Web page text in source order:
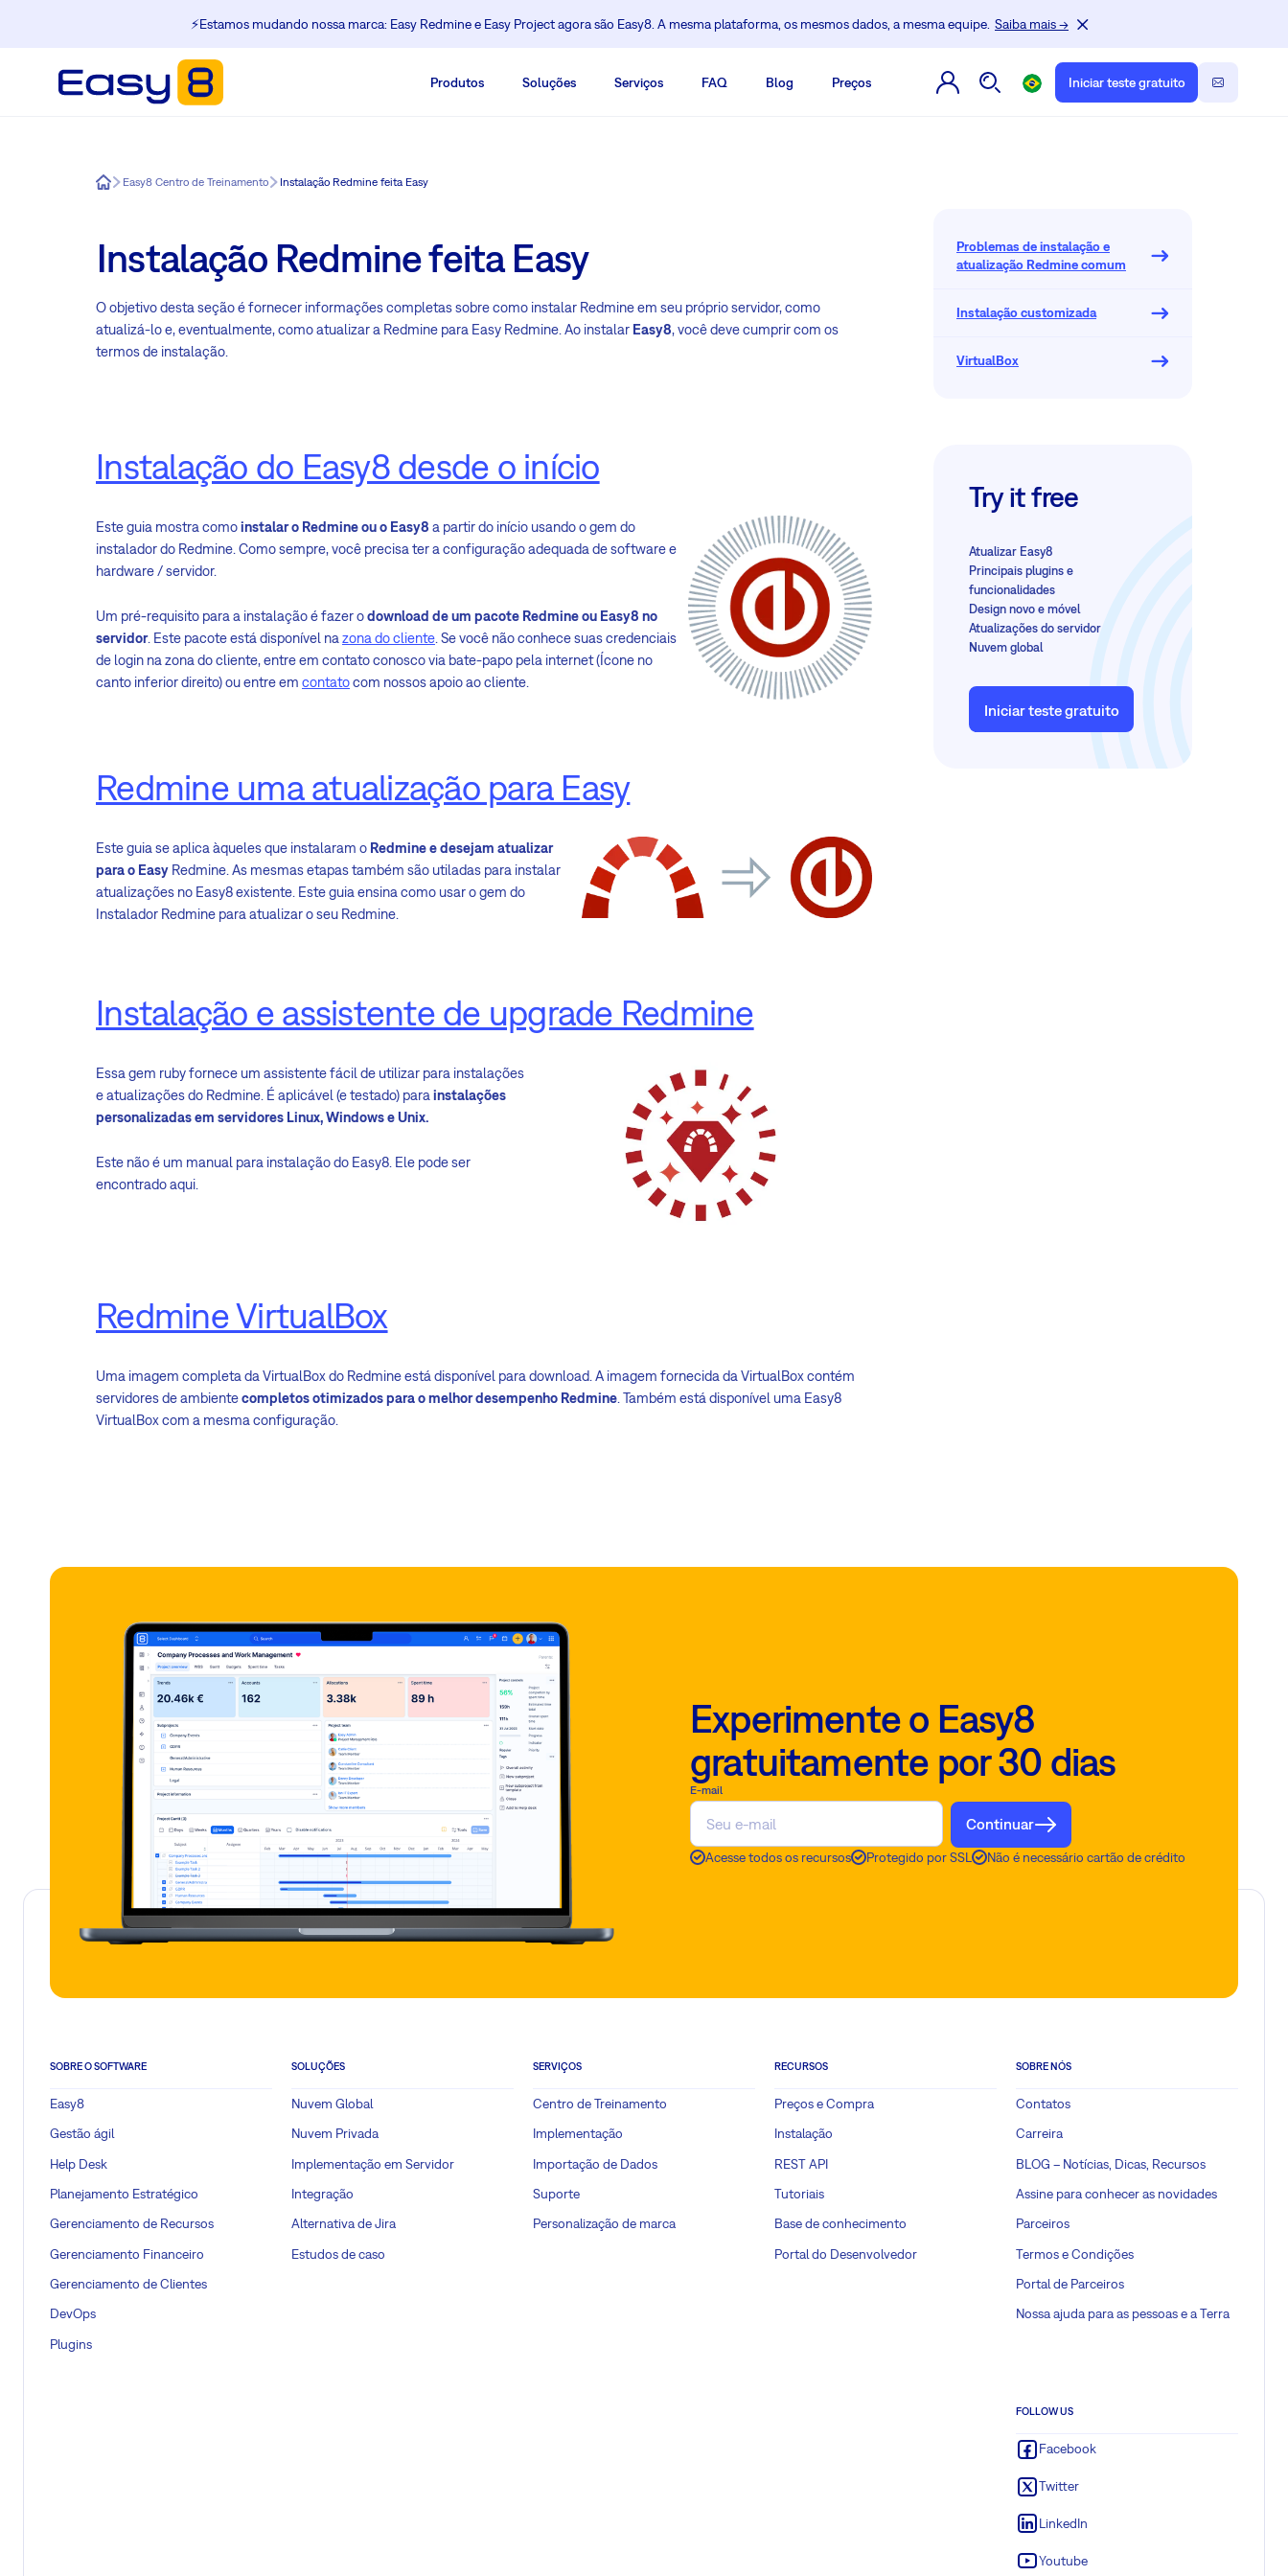
⚡️Estamos mudando nossa marca: Easy Redmine e Easy Project agora são Easy8. A mesma plataforma, os mesmos dados, a mesma equipe. Saiba mais →
Produtos Soluções Serviços FAQ Blog Preços Iniciar teste gratuito
Easy8Easy8 Centro de Treinamento Instalação Redmine feita Easy
Instalação Redmine feita Easy
O objetivo desta seção é fornecer informações completas sobre como instalar Redmine em seu próprio servidor, como
atualizá-lo e, eventualmente, como atualizar a Redmine para Easy Redmine. Ao instalar Easy8, você deve cumprir com os
termos de instalação.
Instalação do Easy8 desde o início
Este guia mostra comoinstalar o Redmine ou o Easy8 a partir do início usando o gem do
instalador do Redmine. Como sempre, você precisa ter a configuração adequada de software e
hardware / servidor.
Um pré-requisito para a instalação é fazer odownload de um pacote Redmine ou Easy8 no
servidor. Este pacote está disponível nazona do cliente. Se você não conhece suas credenciais
de login na zona do cliente, entre em contato conosco via bate-papo pela internet (Ícone no
canto inferior direito) ou entre em contatocom nossos apoio ao cliente.
Redmine uma atualização para Easy
Este guia se aplica àqueles que instalaram o Redmine e desejam atualizar
para o Easy Redmine. As mesmas etapas também são utiladas para instalar
atualizações no Easy8 existente. Este guia ensina como usar o gem do
Instalador Redmine para atualizar o seu Redmine.
Instalação e assistente de upgrade Redmine
Essa gem ruby fornece um assistente fácil de utilizar para instalações
e atualizações do Redmine. É aplicável (e testado) para instalações
personalizadas em servidores Linux, Windows e Unix.
Este não é um manual para instalação do Easy8. Ele pode ser
encontrado aqui.
Redmine VirtualBox
Uma imagem completa da VirtualBox do Redmine está disponível para download. A imagem fornecida da VirtualBox contém
servidores de ambientecompletos otimizados para o melhor desempenho Redmine. Também está disponível uma Easy8
VirtualBox com a mesma configuração.
Problemas de instalação e
atualização Redmine comum
Instalação customizada
VirtualBox
Try it free
Atualizar Easy8
Principais plugins e
funcionalidades
Design novo e móvel
Atualizações do servidor
Nuvem global
Iniciar teste gratuito
Experimente o Easy8
gratuitamente por 30 dias
E-mail
Continuar
Acesse todos os recursos Protegido por SSL Não é necessário cartão de crédito
SOBRE O SOFTWARE
Easy8
Gestão ágil
Help Desk
Planejamento Estratégico
Gerenciamento de Recursos
Gerenciamento Financeiro
Gerenciamento de Clientes
DevOps
Plugins
SOLUÇÕES
Nuvem Global
Nuvem Privada
Implementação em Servidor
Integração
Alternativa de Jira
Estudos de caso
SERVIÇOS
Centro de Treinamento
Implementação
Importação de Dados
Suporte
Personalização de marca
RECURSOS
Preços e Compra
Instalação
REST API
Tutoriais
Base de conhecimento
Portal do Desenvolvedor
SOBRE NÓS
Contatos
Carreira
BLOG – Notícias, Dicas, Recursos
Assine para conhecer as novidades
Parceiros
Termos e Condições
Portal de Parceiros
Nossa ajuda para as pessoas e a Terra
FOLLOW US
Facebook
Twitter
LinkedIn
Youtube